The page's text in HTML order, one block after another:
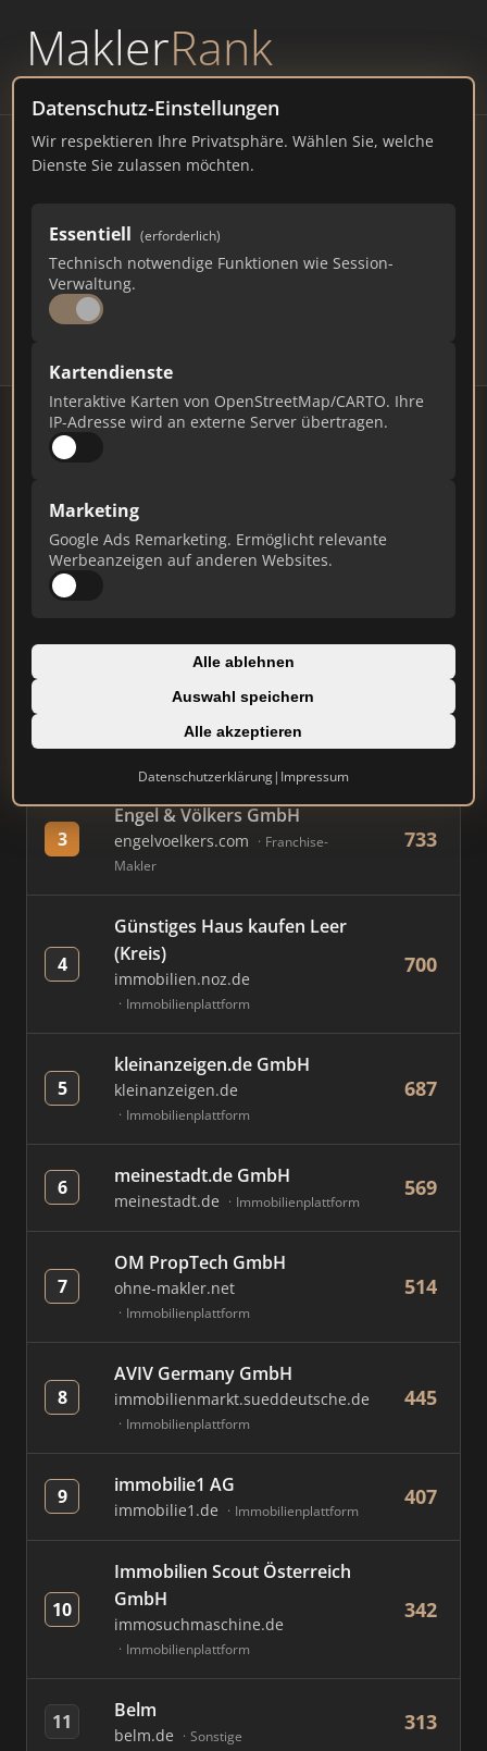
MaklerRank
powered byWAVEPOINT
Datenschutz-Einstellungen
Wir respektieren Ihre Privatsphäre. Wählen Sie, welche
Dienste Sie zulassen möchten.
Essentiell (erforderlich)
Technisch notwendige Funktionen wie Session-
Verwaltung.
Kartendienste
Interaktive Karten von OpenStreetMap/CARTO. Ihre
IP-Adresse wird an externe Server übertragen.
Marketing
Google Ads Remarketing. Ermöglicht relevante
Werbeanzeigen auf anderen Websites.
Alle ablehnen
Auswahl speichern
Alle akzeptieren
Datenschutzerklärung| Impressum
Immobilienmakler Belm –
Ranking Juli 2026
NIEDERSACHSEN 13.581 EINWOHNER
76 622
# MAKLER / FIRMA
1 immobilienscout24.de
Immobilienplattform
893
AVIV Germany GmbH
immowelt.de Immobilienplattform
3
Engel & Völkers GmbH
engelvoelkers.com
Franchise-
Makler
733
4
Günstiges Haus kaufen Leer
(Kreis)
immobilien.noz.de
Immobilienplattform
700
5
kleinanzeigen.de GmbH
kleinanzeigen.de
Immobilienplattform
687
6 meinestadt.de GmbH
meinestadt.de Immobilienplattform
569
7
OM PropTech GmbH
ohne-makler.net
Immobilienplattform
514
8
AVIV Germany GmbH
immobilienmarkt.sueddeutsche.de
Immobilienplattform
445
9 immobilie1 AG
immobilie1.de Immobilienplattform
407
10
Immobilien Scout Österreich
GmbH
immosuchmaschine.de
Immobilienplattform
342
11 Belm
belm.de Sonstige
313